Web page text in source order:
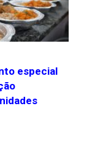
especial